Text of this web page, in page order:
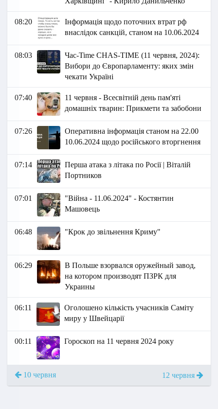
08:20
Інформація щодо поточних втрат рф
внаслідок санкцій, станом на 10.06.2024
08:03
Час-Time CHAS-TIME (11 червня, 2024):
Вибори до Європарламенту: яких змін
чекати Україні
07:40
11 червня - Всесвітній день пам'яті
домашніх тварин: Прикмети та забобони
07:26
Оперативна інформація станом на 22.00
10.06.2024 щодо російського вторгнення
07:14
Перша атака з літака по Росії | Віталій
Портников
07:01
"Війна - 11.06.2024" - Костянтин
Машовець
06:48 "Крок до звільнення Криму"
06:29
В Польше взорвался оружейный завод,
на котором производят ПЗРК для
Украины
06:11
Оголошено кількість учасників Саміту
миру у Швейцарії
00:11 Гороскоп на 11 червня 2024 року
10 червня 12 червня